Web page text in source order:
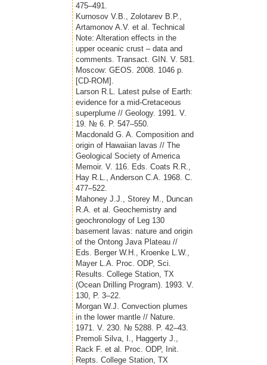
475–491.
Kurnosov V.B., Zolotarev B.P.,
Artamonov A.V. et al. Technical
Note: Alteration effects in the
upper oceanic crust – data and
comments. Transact. GIN. V. 581.
Moscow: GEOS. 2008. 1046 p.
[CD-ROM].
Larson R.L. Latest pulse of Earth:
evidence for a mid-Cretaceous
superplume // Geology. 1991. V.
19. № 6. P. 547–550.
Macdonald G. A. Composition and
origin of Hawaiian lavas // The
Geological Society of America
Memoir. V. 116. Eds. Coats R.R.,
Hay R.L., Anderson C.A. 1968. С.
477–522.
Mahoney J.J., Storey M., Duncan
R.A. et al. Geochemistry and
geochronology of Leg 130
basement lavas: nature and origin
of the Ontong Java Plateau //
Eds. Berger W.H., Kroenke L.W.,
Mayer L.A. Proc. ODP, Sci.
Results. College Station, TX
(Ocean Drilling Program). 1993. V.
130, P. 3–22.
Morgan W.J. Convection plumes
in the lower mantle // Nature.
1971. V. 230. № 5288. P. 42–43.
Premoli Silva, I., Haggerty J.,
Rack F. et al. Proc. ODP, Init.
Repts. College Station, TX